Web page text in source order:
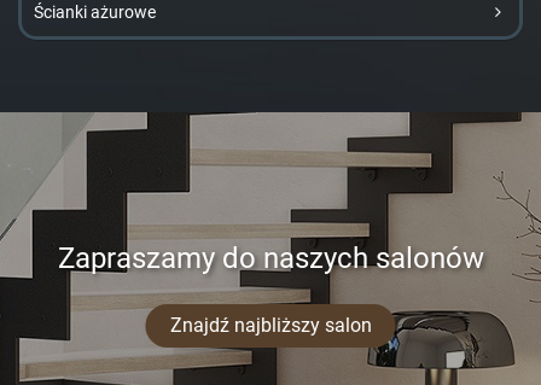
Ścianki ażurowe
Zapraszamy do naszych salonów
Znajdź najbliższy salon